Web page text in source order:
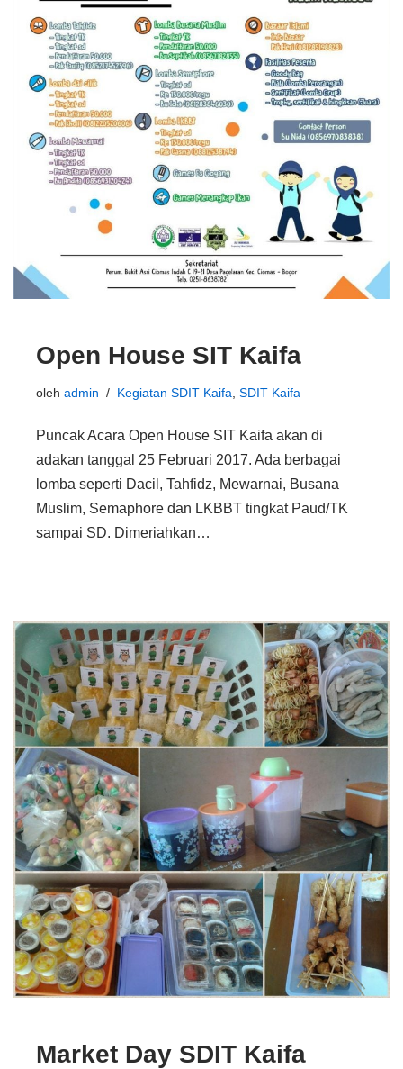
Open House SIT Kaifa
oleh admin Kegiatan SDIT Kaifa SDIT Kaifa
Puncak Acara Open House SIT Kaifa akan di
adakan tanggal 25 Februari 2017. Ada berbagai
lomba seperti Dacil, Tahfidz, Mewarnai, Busana
Muslim, Semaphore dan LKBBT tingkat Paud/TK
sampai SD. Dimeriahkan…
Market Day SDIT Kaifa